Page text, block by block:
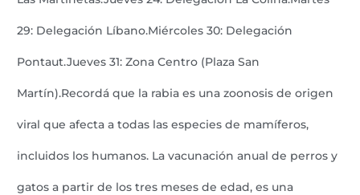
29: Delegación Líbano.Miércoles 30: Delegación
Pontaut.Jueves 31: Zona Centro (Plaza San
Martín).Recordá que la rabia es una zoonosis de origen
viral que afecta a todas las especies de mamíferos,
incluidos los humanos. La vacunación anual de perros y
gatos a partir de los tres meses de edad, es una